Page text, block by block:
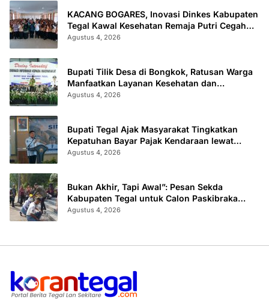
KACANG BOGARES, Inovasi Dinkes Kabupaten
Tegal Kawal Kesehatan Remaja Putri Cegah
Stunting
Agustus 4, 2026
Bupati Tilik Desa di Bongkok, Ratusan Warga
Manfaatkan Layanan Kesehatan dan
Administrasi
Agustus 4, 2026
Bupati Tegal Ajak Masyarakat Tingkatkan
Kepatuhan Bayar Pajak Kendaraan lewat
“TULUS NGOPENI”
Agustus 4, 2026
Bukan Akhir, Tapi Awal”: Pesan Sekda
Kabupaten Tegal untuk Calon Paskibraka
2026
Agustus 4, 2026